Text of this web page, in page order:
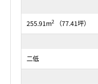
255.91m2
（77.41坪）
二低